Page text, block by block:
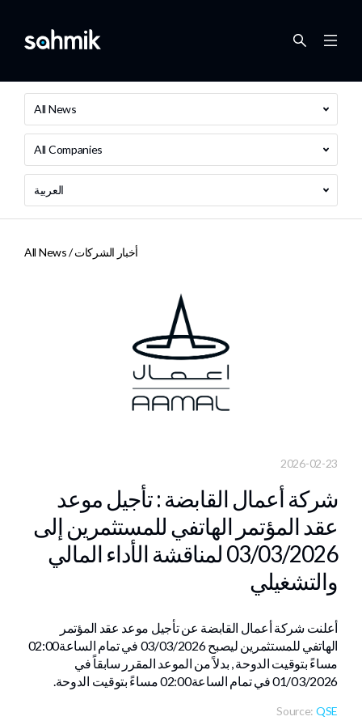
All News
All Companies
العربية
All News /أخبار الشركات
2026-02-23
شركة أعمال القابضة : تأجيل موعد
عقد المؤتمر الهاتفي للمستثمرين إلى
03/03/2026 لمناقشة الأداء المالي
والتشغيلي
أعلنت شركة أعمال القابضة عن تأجيل موعد عقد المؤتمر
الهاتفي للمستثمرين ليصبح 03/03/2026 في تمام الساعة02:00
مساءً بتوقيت الدوحة , بدلاً من الموعد المقرر سابقاً في
01/03/2026 في تمام الساعة02:00 مساءً بتوقيت الدوحة.
Source: QSE